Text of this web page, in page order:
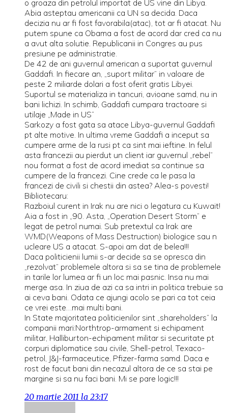
o groaza din petrolul importat de US vine din Libya.
Abia asteptau americanii ca UN sa decida. Daca
decizia nu ar fi fost favorabila(atac), tot ar fi atacat. Nu
putem spune ca Obama a fost de acord dar cred ca nu
a avut alta solutie. Republicanii in Congres au pus
presiune pe administratie.
De 42 de ani guvernul american a suportat guvernul
Gaddafi. In fiecare an, „suport militar” in valoare de
peste 2 miliarde dolari a fost oferit gratis Libyei.
Suportul se materializa in tancuri, avioane samd, nu in
bani lichizi. In schimb, Gaddafi cumpara tractoare si
utilaje „Made in US”
Sarkozy a fost gata sa atace Libya-guvernul Gaddafi
pt alte motive. In ultima vreme Gaddafi a inceput sa
cumpere arme de la rusi pt ca sint mai ieftine. In felul
asta francezii au pierdut un client iar guvernul „rebel”
nou format a fost de acord imediat sa continue sa
cumpere de la francezi. Cine crede ca le pasa la
francezi de civili si chestii din astea? Alea-s povesti!
Bibliotecaru:
Razboiul curent in Irak nu are nici o legatura cu Kuwait!
Aia a fost in „90. Asta, „Operation Desert Storm” e
legat de petrol numai. Sub pretextul ca Irak are
WMD(Weapons of Mass Destruction) biologice sau n
ucleare US a atacat. S-apoi am dat de belea!!!
Daca politicienii lumii s-ar decide sa se opresca din
„rezolvat” problemele altora si sa se tina de problemele
in tarile lor lumea ar fi un loc mai pasnic. Insa nu mai
merge asa. In ziua de azi ca sa intri in politica trebuie sa
ai ceva bani. Odata ce ajungi acolo se pari ca tot ceia
ce vrei este…mai multi bani.
In State majoritatea politicienilor sint „shareholders” la
companii mari:Northtrop-armament si echipament
militar, Halliburton-echipament militar si securitate pt
corpuri diplomatice sau civile, Shell-petrol, Texaco-
petrol, J&J-farmaceutice, Pfizer-farma samd. Daca e
rost de facut bani din necazul altora de ce sa stai pe
margine si sa nu faci bani. Mi se pare logic!!!
20 martie 2011 la 23:17